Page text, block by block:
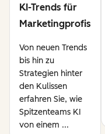
KI-Trends für
Marketingprofis
Von neuen Trends
bis hin zu
Strategien hinter
den Kulissen
erfahren Sie, wie
Spitzenteams KI
von einem ...